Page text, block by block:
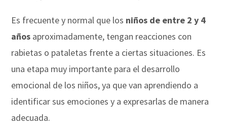
Es frecuente y normal que los niños de entre 2 y 4
años aproximadamente, tengan reacciones con
rabietas o pataletas frente a ciertas situaciones. Es
una etapa muy importante para el desarrollo
emocional de los niños, ya que van aprendiendo a
identificar sus emociones y a expresarlas de manera
adecuada.